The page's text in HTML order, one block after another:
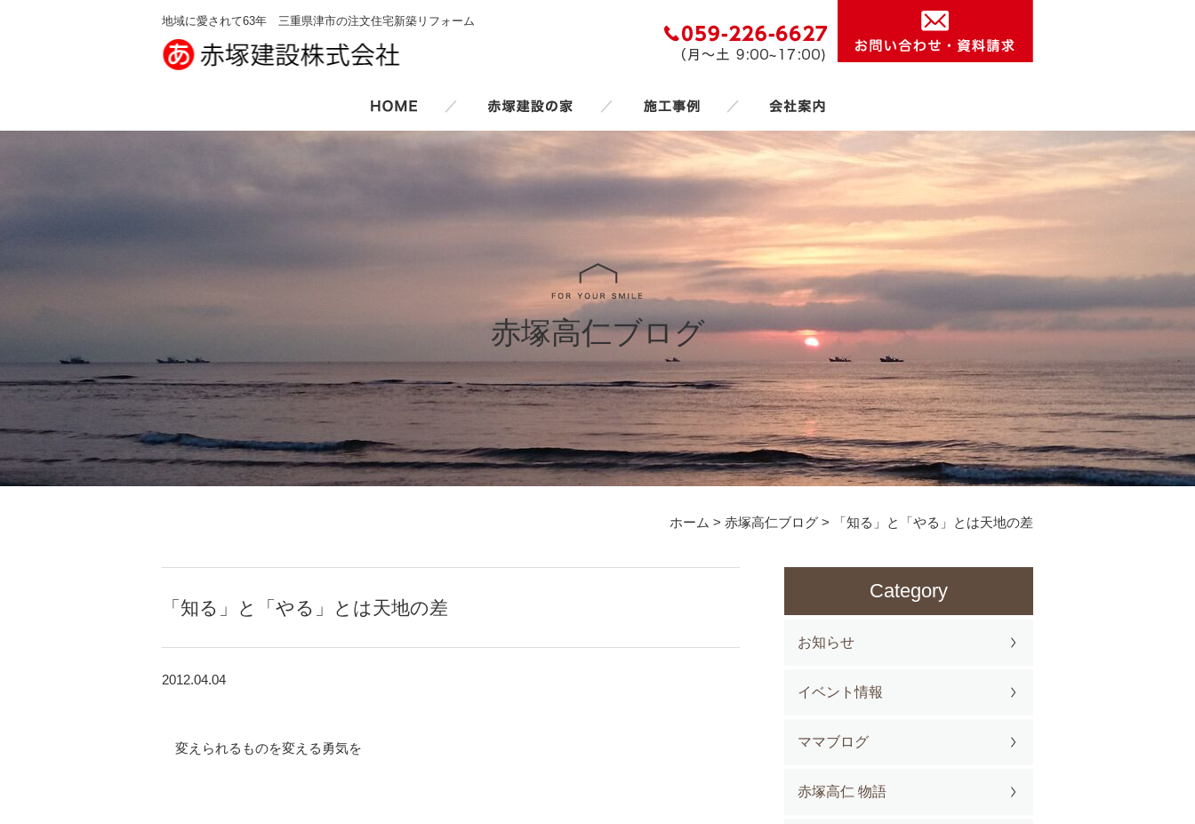
地域に愛されて63年 三重県津市の注文住宅新築リフォーム
／ ／ ／
赤塚高仁ブログ
ホーム > 赤塚高仁ブログ > 「知る」と「やる」とは天地の差
「知る」と「やる」とは天地の差
2012.04.04
変えられるものを変える勇気を
Category
お知らせ
イベント情報
ママブログ
赤塚高仁 物語